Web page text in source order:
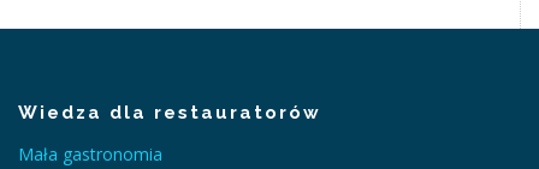
Wiedza dla restauratorów
Mała gastronomia